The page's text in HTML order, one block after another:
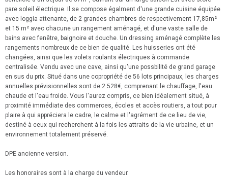
pare soleil électrique. Il se compose égalment d'une grande cuisine équipée
avec loggia attenante, de 2 grandes chambres de respectivement 17,85m²
et 15 m² avec chacune un rangement aménagé, et d'une vaste salle de
bains avec fenêtre, baignoire et douche. Un dressing aménagé complète les
rangements nombreux de ce bien de qualité. Les huisseries ont été
changées, ainsi que les volets roulants électriques à commande
centralisée. Vendu avec une cave, ainsi qu'une possbilité de grand garage
en sus du prix. Situé dans une copropriété de 56 lots principaux, les charges
annuelles prévisionnelles sont de 2 528€, comprenant le chauffage, l'eau
chaude et l'eau froide. Vous l'aurez compris, ce bien idéalement situé, à
proximité immédiate des commerces, écoles et accès routiers, a tout pour
plaire à qui appréciera le cadre, le calme et l'agrément de ce lieu de vie,
destiné à ceux qui recherchent à la fois les attraits de la vie urbaine, et un
environnement totalement préservé.
DPE ancienne version.
Les honoraires sont à la charge du vendeur.